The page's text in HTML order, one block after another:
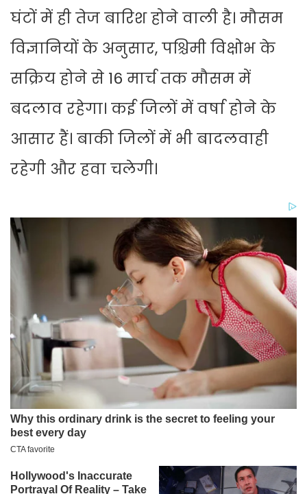
घंटों में ही तेज बारिश होने वाली है। मौसम
विज्ञानियों के अनुसार, पश्चिमी विक्षोभ के
सक्रिय होने से 16 मार्च तक मौसम में
बदलाव रहेगा। कई जिलों में वर्षा होने के
आसार हैं। बाकी जिलों में भी बादलवाही
रहेगी और हवा चलेगी।